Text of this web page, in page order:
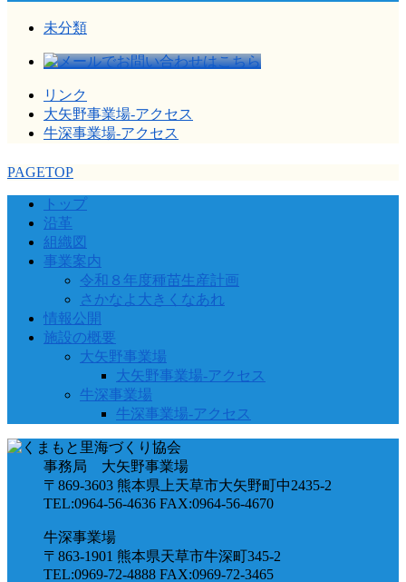
未分類
リンク
大矢野事業場-アクセス
牛深事業場-アクセス
PAGETOP
トップ
沿革
組織図
事業案内
令和８年度種苗生産計画
さかなよ大きくなあれ
情報公開
施設の概要
大矢野事業場
大矢野事業場-アクセス
牛深事業場
牛深事業場-アクセス
事務局 大矢野事業場
〒869-3603 熊本県上天草市大矢野町中2435-2
TEL:0964-56-4636 FAX:0964-56-4670
牛深事業場
〒863-1901 熊本県天草市牛深町345-2
TEL:0969-72-4888 FAX:0969-72-3465